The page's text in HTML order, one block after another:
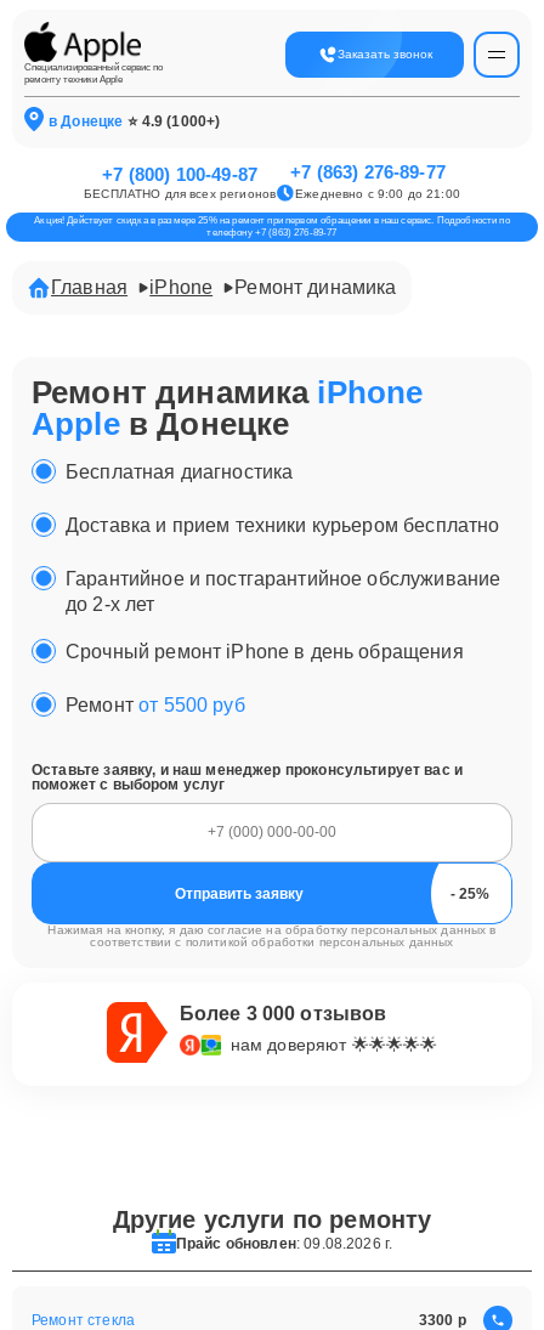
Специализированный сервис по
ремонту техники Apple
Заказать звонок
в Донецке ⭐ 4.9 (1000+)
+7 (800) 100-49-87
БЕСПЛАТНО для всех регионов
+7 (863) 276-89-77
Ежедневно с 9:00 до 21:00
Акция! Действует скидка в размере 25% на ремонт при первом обращении в наш сервис. Подробности по
телефону +7 (863) 276-89-77
Главная iPhone Ремонт динамика
Ремонт динамика iPhone
Appleв Донецке
Бесплатная диагностика
Доставка и прием техники курьером бесплатно
Гарантийное и постгарантийное обслуживание
до 2-х лет
Срочный ремонт iPhone в день обращения
Ремонтот 5500 руб
Оставьте заявку, и наш менеджер проконсультирует вас и
поможет с выбором услуг
Отправить заявку
Нажимая на кнопку, я даю согласие на обработку персональных данных в
соответствии с политикой обработки персональных данных
Более 3 000 отзывов
нам доверяют 🌟🌟🌟🌟🌟
Другие услуги по ремонту
Прайс обновлен: 09.08.2026 г.
Ремонт стекла 3300